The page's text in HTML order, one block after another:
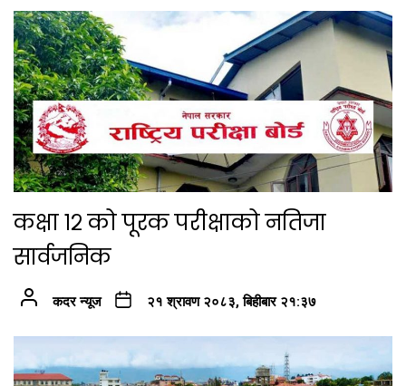
कक्षा १२ को पूरक परीक्षाको नतिजा
सार्वजनिक
कदर न्यूज २१ श्रावण २०८३, बिहीबार २१:३७